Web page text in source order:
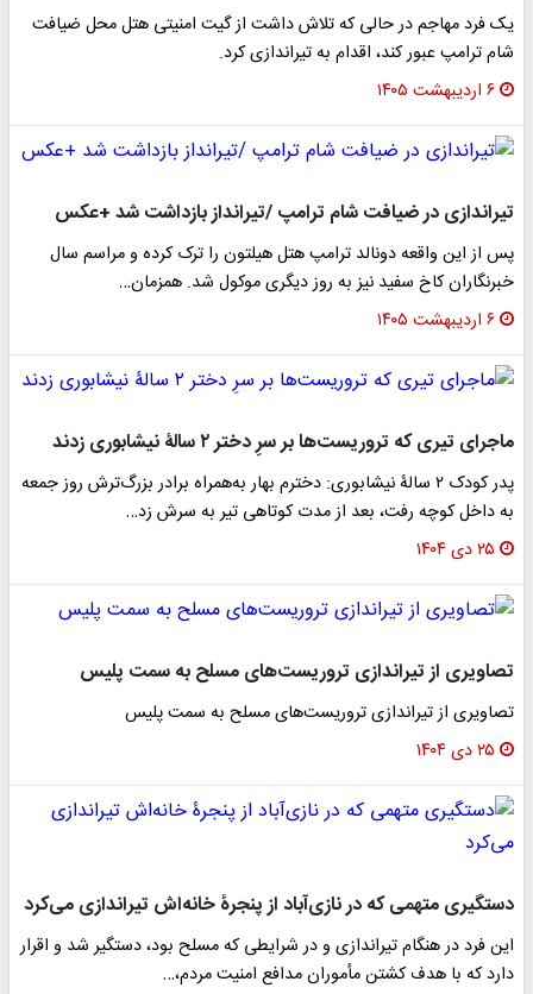
یک فرد مهاجم در حالی که تلاش داشت از گیت امنیتی هتل محل ضیافت
شام ترامپ عبور کند، اقدام به تیراندازی کرد.
۶ اردیبهشت ۱۴۰۵
تیراندازی در ضیافت شام ترامپ /تیرانداز بازداشت شد +عکس
پس از این واقعه دونالد ترامپ هتل هیلتون را ترک کرده و مراسم سال
خبرنگاران کاخ سفید نیز به روز دیگری موکول شد. همزمان…
۶ اردیبهشت ۱۴۰۵
ماجرای تیری که تروریست‌ها بر سرِ دختر ۲ سالۀ نیشابوری زدند
پدر کودک ۲ سالۀ نیشابوری: دخترم بهار به‌همراه برادر بزرگ‌ترش روز جمعه
به داخل کوچه رفت، بعد از مدت کوتاهی تیر به سرش زد…
۲۵ دی ۱۴۰۴
تصاویری از تیراندازی تروریست‌های مسلح به سمت پلیس
تصاویری از تیراندازی تروریست‌های مسلح به سمت پلیس
۲۵ دی ۱۴۰۴
دستگیری متهمی که در نازی‌آباد از پنجرۀ خانه‌اش تیراندازی می‌کرد
این فرد در هنگام تیراندازی و در شرایطی که مسلح بود، دستگیر شد و اقرار
دارد که با هدف کشتن مأموران مدافع امنیت مردم،…